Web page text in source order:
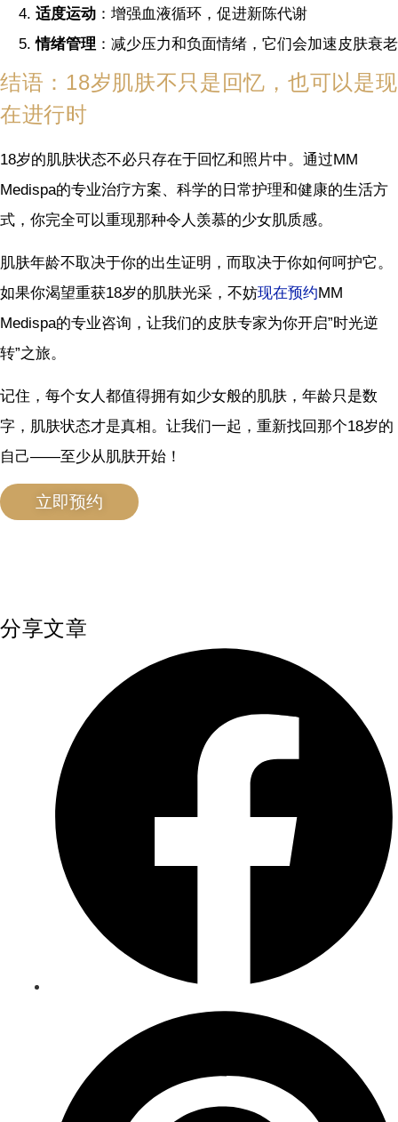
适度运动 ：增强血液循环，促进新陈代谢
情绪管理 ：减少压力和负面情绪，它们会加速皮肤衰老
结语：18岁肌肤不只是回忆，也可以是现
在进行时
18岁的肌肤状态不必只存在于回忆和照片中。通过MM
Medispa的专业治疗方案、科学的日常护理和健康的生活方
式，你完全可以重现那种令人羡慕的少女肌质感。
肌肤年龄不取决于你的出生证明，而取决于你如何呵护它。
如果你渴望重获18岁的肌肤光采，不妨现在预约MM
Medispa的专业咨询，让我们的皮肤专家为你开启”时光逆
转”之旅。
记住，每个女人都值得拥有如少女般的肌肤，年龄只是数
字，肌肤状态才是真相。让我们一起，重新找回那个18岁的
自己——至少从肌肤开始！
立即预约
分享文章